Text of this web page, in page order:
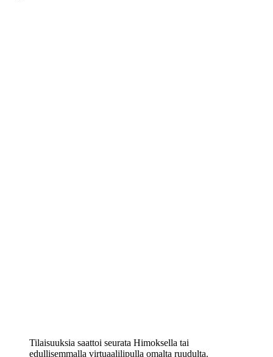
Tilaisuuksia saattoi seurata Himoksella tai
edullisemmalla virtuaalilipulla omalta ruudulta.